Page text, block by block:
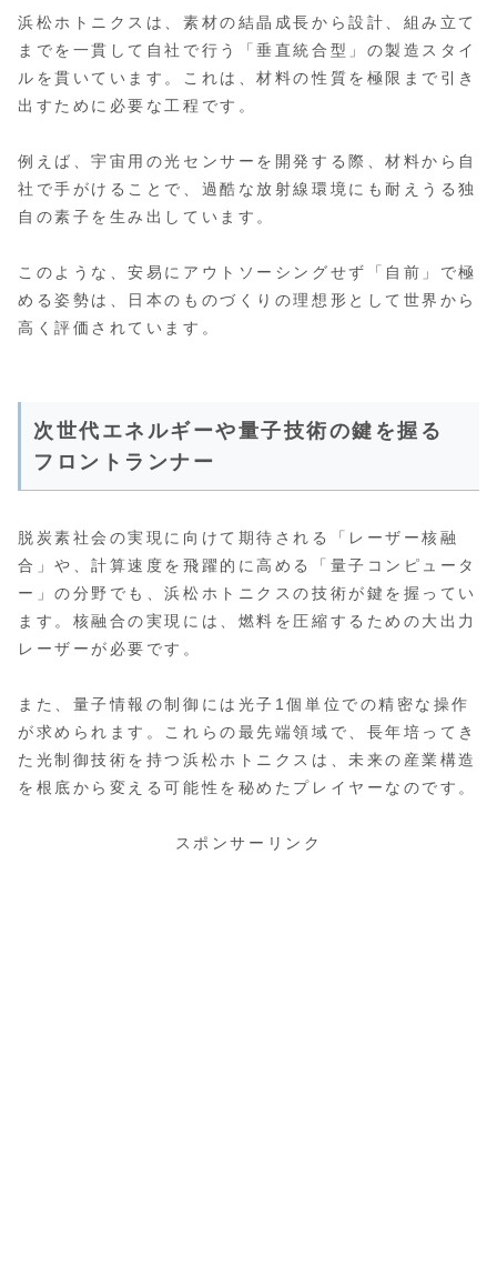
浜松ホトニクスは、素材の結晶成長から設計、組み立て
までを一貫して自社で行う「垂直統合型」の製造スタイ
ルを貫いています。これは、材料の性質を極限まで引き
出すために必要な工程です。
例えば、宇宙用の光センサーを開発する際、材料から自
社で手がけることで、過酷な放射線環境にも耐えうる独
自の素子を生み出しています。
このような、安易にアウトソーシングせず「自前」で極
める姿勢は、日本のものづくりの理想形として世界から
高く評価されています。
次世代エネルギーや量子技術の鍵を握る
フロントランナー
脱炭素社会の実現に向けて期待される「レーザー核融
合」や、計算速度を飛躍的に高める「量子コンピュータ
ー」の分野でも、浜松ホトニクスの技術が鍵を握ってい
ます。核融合の実現には、燃料を圧縮するための大出力
レーザーが必要です。
また、量子情報の制御には光子1個単位での精密な操作
が求められます。これらの最先端領域で、長年培ってき
た光制御技術を持つ浜松ホトニクスは、未来の産業構造
を根底から変える可能性を秘めたプレイヤーなのです。
スポンサーリンク